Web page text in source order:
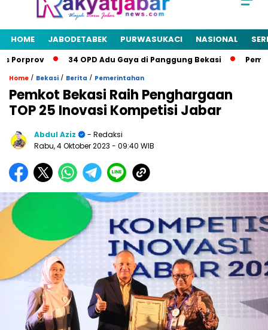
HOME JABODETABEK PURWASUKACI NASIONAL
34 OPD Adu Gaya di Panggung Bekasi Pemkab
Home / Bekasi / Berita / Pemerintahan
Pemkot Bekasi Raih Penghargaan
TOP 25 Inovasi Kompetisi Jabar
Abdul Aziz
- Redaksi
Rabu, 4 Oktober 2023 - 09:40 WIB